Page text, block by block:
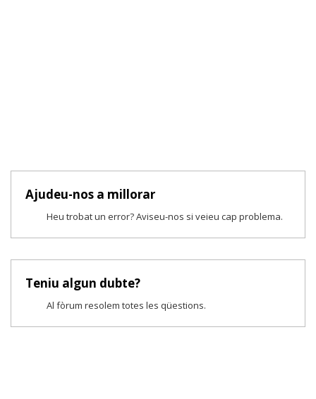
Ajudeu-nos a millorar
Heu trobat un error? Aviseu-nos si veieu cap problema.
Teniu algun dubte?
Al fòrum resolem totes les qüestions.